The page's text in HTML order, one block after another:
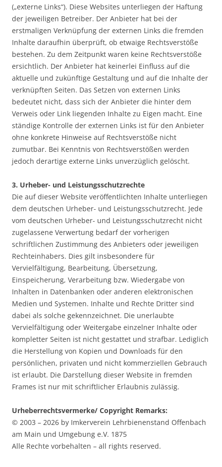
(„externe Links“). Diese Websites unterliegen der Haftung
der jeweiligen Betreiber. Der Anbieter hat bei der
erstmaligen Verknüpfung der externen Links die fremden
Inhalte daraufhin überprüft, ob etwaige Rechtsverstöße
bestehen. Zu dem Zeitpunkt waren keine Rechtsverstöße
ersichtlich. Der Anbieter hat keinerlei Einfluss auf die
aktuelle und zukünftige Gestaltung und auf die Inhalte der
verknüpften Seiten. Das Setzen von externen Links
bedeutet nicht, dass sich der Anbieter die hinter dem
Verweis oder Link liegenden Inhalte zu Eigen macht. Eine
ständige Kontrolle der externen Links ist für den Anbieter
ohne konkrete Hinweise auf Rechtsverstöße nicht
zumutbar. Bei Kenntnis von Rechtsverstößen werden
jedoch derartige externe Links unverzüglich gelöscht.
3. Urheber- und Leistungsschutzrechte
Die auf dieser Website veröffentlichten Inhalte unterliegen
dem deutschen Urheber- und Leistungsschutzrecht. Jede
vom deutschen Urheber- und Leistungsschutzrecht nicht
zugelassene Verwertung bedarf der vorherigen
schriftlichen Zustimmung des Anbieters oder jeweiligen
Rechteinhabers. Dies gilt insbesondere für
Vervielfältigung, Bearbeitung, Übersetzung,
Einspeicherung, Verarbeitung bzw. Wiedergabe von
Inhalten in Datenbanken oder anderen elektronischen
Medien und Systemen. Inhalte und Rechte Dritter sind
dabei als solche gekennzeichnet. Die unerlaubte
Vervielfältigung oder Weitergabe einzelner Inhalte oder
kompletter Seiten ist nicht gestattet und strafbar. Lediglich
die Herstellung von Kopien und Downloads für den
persönlichen, privaten und nicht kommerziellen Gebrauch
ist erlaubt. Die Darstellung dieser Website in fremden
Frames ist nur mit schriftlicher Erlaubnis zulässig.
Urheberrechtsvermerke/ Copyright Remarks:
© 2003 – 2026 by Imkerverein Lehrbienenstand Offenbach
am Main und Umgebung e.V. 1875
Alle Rechte vorbehalten – all rights reserved.